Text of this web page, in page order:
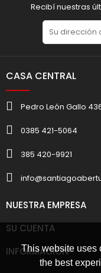
This website uses
the best
Recibí nuestras
CASA CENTRAL
Pedro León Gallo
0385 421-5064
385 420-9921
NUESTRA EMPRESA
SU CUENTA
INFORMACIÓN